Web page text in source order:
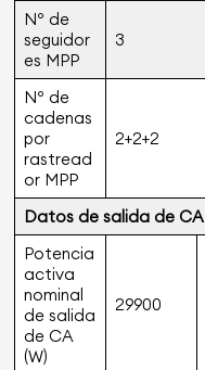
Nº de
seguidor
es MPP
3
Nº de
cadenas
por
rastread
or MPP
2+2+2
Datos de salida de CA
Potencia
activa
nominal
de salida
de CA
(W)
29900